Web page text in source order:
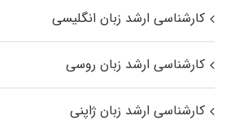
کارشناسی ارشد زبان انگلیسی
کارشناسی ارشد زبان روسی
کارشناسی ارشد زبان ژاپنی